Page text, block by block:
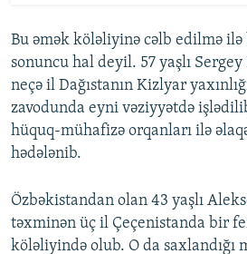
Bu əmək köləliyinə cəlb edilmə ilə
sonuncu hal deyil. 57 yaşlı Sergey
neçə il Dağıstanın Kizlyar
zavodunda eyni vəziyyətdə
hüquq-mühafizə orqanları ilə
hədələnib.
Özbəkistandan olan 43 yaşlı
təxminən üç il Çeçenistanda bir
köləliyində olub. O da saxlandığı